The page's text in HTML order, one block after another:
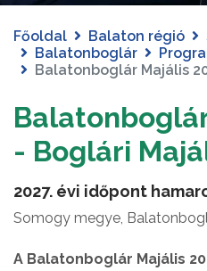
Főoldal Balaton régió
Balatonboglár
Balatonboglár Majális
- Boglári
2027. évi időpont
Somogy megye,
A Balatonboglár Majális